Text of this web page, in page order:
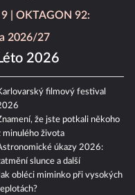
OKTAGON 92:
2026/27
Léto 2026
filmový festival
že jste potkali někoho
minulého života
úkazy 2026:
slunce a další
obléci miminko při vysokých